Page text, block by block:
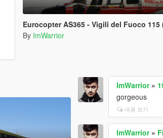
Eurocopter AS365 - Vigili del Fuoco 115
By ImWarrior
ImWarrior»
gorgeous
내용 보기
ImWarrior»